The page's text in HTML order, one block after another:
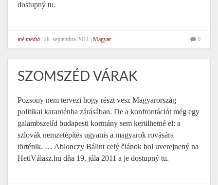
dostupný tu.
iné médiá 28. septembra 2011 Magyar 0
SZOMSZÉD VÁRAK
Pozsony nem tervezi hogy részt vesz Magyarország
politikai karanténba zárásában. De a konfrontációt még egy
galambszelíd budapesti kormány sem kerülhetné el: a
szlovák nemzetépítés ugyanis a magyarok rovására
történik. … Ablonczy Bálint celý článok bol uverejnený na
HetiVálasz.hu dňa 19. júla 2011 a je dostupný tu.